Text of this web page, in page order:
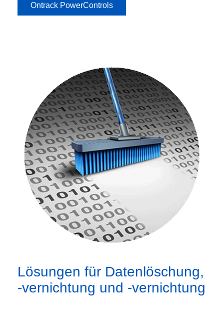
Ontrack PowerControls
Lösungen für Datenlöschung,
-vernichtung und -vernichtung